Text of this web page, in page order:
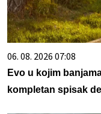
06. 08. 2026 07:08
Evo u kojim
kompletan spisak